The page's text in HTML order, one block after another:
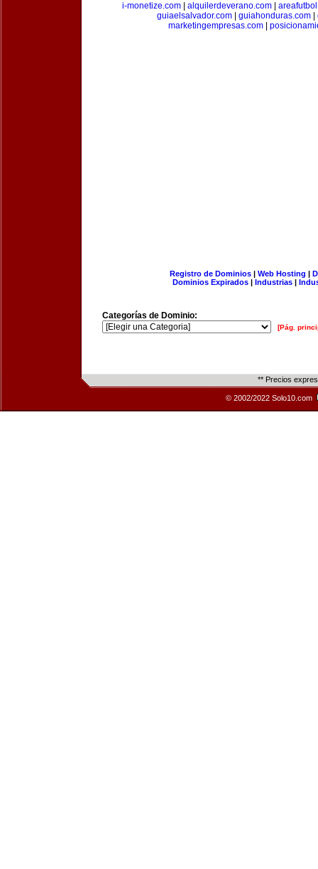
i-monetize.com
alquilerdeverano.com
guiaelsalvador.com| guiahonduras.com|
marketingempresas.com
Registro de Dominios| Web Hosting |
Dominios Expirados | Industrias |
Categorías de Dominio:
[Pág.
** Precios
© 2002/2022 Solo10.com